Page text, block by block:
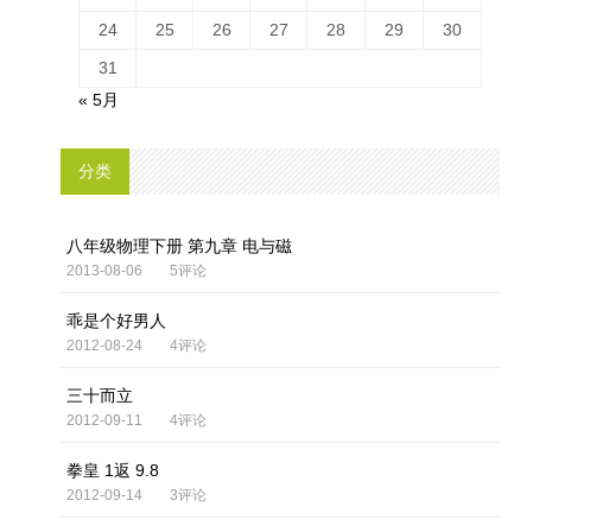
24
25 26 27 28 29
30
31
« 5月
分类
八年级物理下册 第九章 电与磁
2013-08-06 5评论
乖是个好男人
2012-08-24 4评论
三十而立
2012-09-11 4评论
拳皇 1返 9.8
2012-09-14 3评论